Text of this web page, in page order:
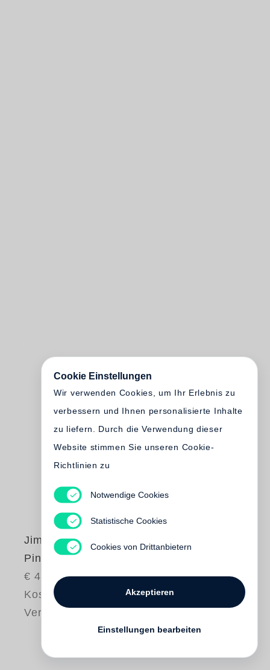
Jim Dine
Pinocchio
€ 40.00
Kostenloser
Versand
Cookie Einstellungen
Wir verwenden Cookies, um Ihr Erlebnis zu
verbessern und Ihnen personalisierte Inhalte
zu liefern. Durch die Verwendung dieser
Website stimmen Sie unseren Cookie-
Richtlinien zu
Notwendige Cookies
Statistische Cookies
Cookies von Drittanbietern
Akzeptieren
Einstellungen bearbeiten